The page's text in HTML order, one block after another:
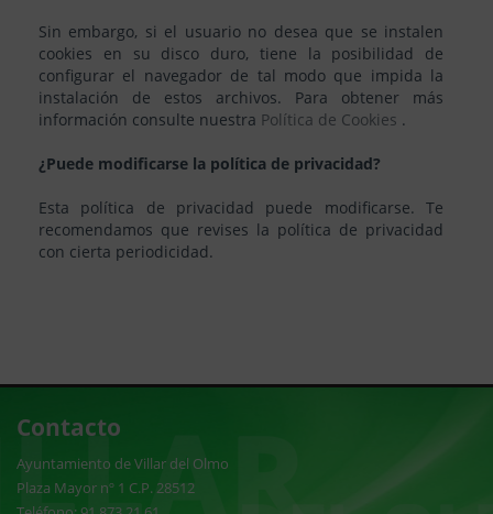
Sin embargo, si el usuario no desea que se instalen
cookies en su disco duro, tiene la posibilidad de
configurar el navegador de tal modo que impida la
instalación de estos archivos. Para obtener más
información consulte nuestra Política de Cookies .
¿Puede modificarse la política de privacidad?
Esta política de privacidad puede modificarse. Te
recomendamos que revises la política de privacidad
con cierta periodicidad.
Contacto
Ayuntamiento de Villar del Olmo
Plaza Mayor nº 1 C.P. 28512